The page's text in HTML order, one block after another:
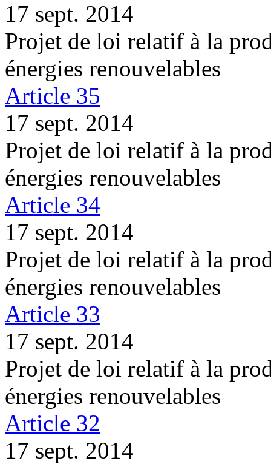
17 sept. 2014
Projet de loi relatif à la
énergies renouvelables
Article 35
17 sept. 2014
Projet de loi relatif à la
énergies renouvelables
Article 34
17 sept. 2014
Projet de loi relatif à la
énergies renouvelables
Article 33
17 sept. 2014
Projet de loi relatif à la
énergies renouvelables
Article 32
17 sept. 2014